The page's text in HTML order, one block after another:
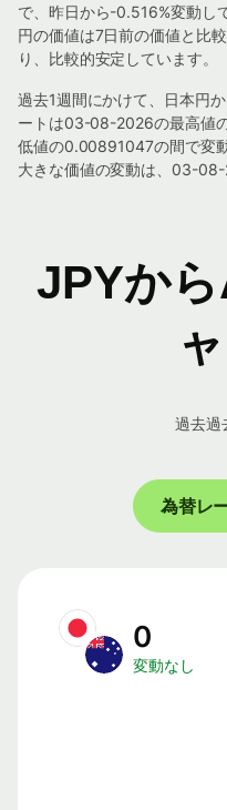
で、昨日から-0.516%変動し
円の価値は7日前の価値と比
り、比較的安定しています。
過去1週間にかけて、日本円
ートは03-08-2026の最高値
低値の0.00891047の間で変
大きな価値の変動は、03-08-
JPYか
過去過
為替レ
0
変動なし